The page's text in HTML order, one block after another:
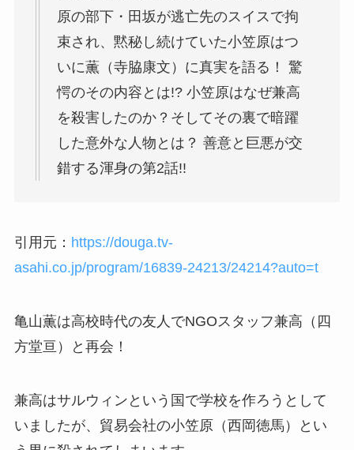
原の部下・田坂が逃亡先のスイスで拘
束され、黙秘し続けていた小笠原はつ
いに薫（寺脇康文）に真実を語る！ 驚
愕のその内容とは!? 小笠原はなぜ兼高
を殺害したのか？そしてその裏で暗躍
した意外な人物とは？ 善意と巨悪が交
錯する渾身の第2話!!
引用元： https://douga.tv-
asahi.co.jp/program/16839-24213/24214?auto=t
亀山薫は高校時代の友人でNGOスタッフ兼高（四
方堂亘）と再会！
兼高はサルウィンという国で学校を作ろうとして
いましたが、貿易会社の小笠原（西岡徳馬）とい